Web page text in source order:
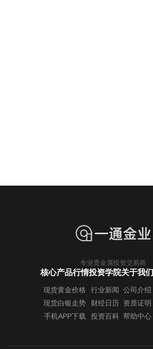
专业贵金属投资交易商
核心产品行情
现货黄金价格
现货白银走势
手机APP下载
投资学院
行业新闻
财经日历
投资百科
关于我们
公司介绍
资质证明
帮助中心